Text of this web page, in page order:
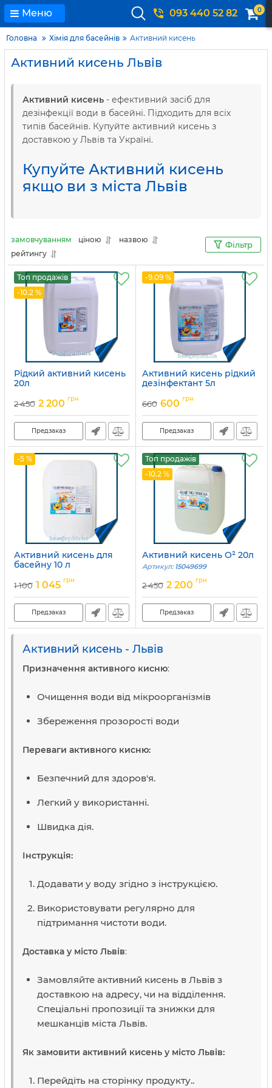
Меню 093 440 52 82 0
Головна Хімія для басейнів Активний кисень
Активний кисень Львів
Активний кисень - ефективний засіб для
дезінфекції води в басейні. Підходить для всіх
типів басейнів. Купуйте активний кисень з
доставкою у Львів та Україні.
Купуйте Активний кисень
якщо ви з міста Львів
замовчуванням ціною
назвою
рейтингу
Фільтр
Топ продажів
-10.2 %
Рідкий активний кисень
20л
2 450 2 200 грн
Предзаказ
-9.09 %
Активний кисень рідкий
дезінфектант 5л
660 600 грн
Предзаказ
-5 %
Активний кисень для
басейну 10 л
1 100 1 045 грн
Предзаказ
Топ продажів
-10.2 %
Активний кисень O² 20л
Артикул: 15049699
2 450 2 200 грн
Предзаказ
Активний кисень - Львів
Призначення активного кисню:
Очищення води від мікроорганізмів
Збереження прозорості води
Переваги активного кисню:
Безпечний для здоров'я.
Легкий у використанні.
Швидка дія.
Інструкція:
Додавати у воду згідно з інструкцією.
Використовувати регулярно для
підтримання чистоти води.
Доставка у місто Львів:
Замовляйте активний кисень в Львів з
доставкою на адресу, чи на відділення.
Спеціальні пропозиції та знижки для
мешканців міста Львів.
Як замовити активний кисень у місто Львів:
Перейдіть на сторінку продукту..